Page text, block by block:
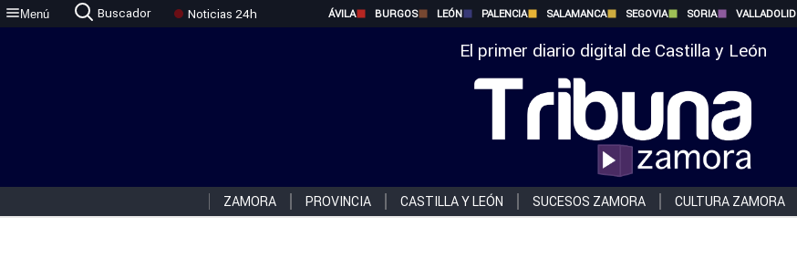
Menú Buscador Noticias 24h ÁVILA BURGOS LEÓN PALENCIA SALAMANCA SEGOVIA SORIA VALLADOLID
El primer diario digital de Castilla y León
ZAMORA PROVINCIA CASTILLA Y LEÓN SUCESOS ZAMORA CULTURA ZAMORA